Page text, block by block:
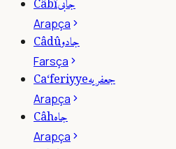
Câbîجابى
Arapça
Câdûجادو
Farsça
Ca‘feriyyeجعفريه
Arapça
Câhجاه
Arapça